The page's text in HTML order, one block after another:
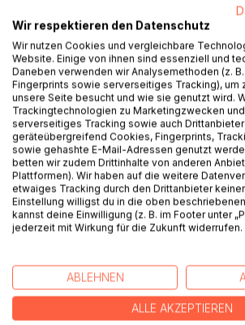
Dies ist der erste Band der
WORTE DER WEISHEIT, die die
Aufgestiegenen Meister aus den Jahren
durch ihre russische Gesandte Tatyana
enthält. In ihren Botschaften geben die
Empfehlungen für die gegenwärtige
und in der Welt - Empfehlungen, die für
Menschen so notwendig sind wie die
Weiteren wird in den Botschaften völlig
Wissen über Karma (das Gesetz von
Wirkung), den Weg der Einweihungen
Besonderheiten des neuen
gegeben, an dessen Schwelle die
geben ihre Botschaften, darunter Sanat
Kuthumi, Lanello (Mark Prophet),
Surya, Gott Alpha, Gott Shiva, Gott
Vairochana, Buddha Amitabha, Gautama
Wir respektieren den Datenschutz
Wir nutzen Cookies und vergleichbare
Website. Einige von ihnen sind essenziell und
Daneben verwenden wir Analysemethoden (z.
Fingerprints sowie serverseitiges Tracking), um
unsere Seite besucht und wie sie genutzt wird.
Trackingtechnologien zu Marketingzwecken
serverseitiges Tracking sowie auch
geräteübergreifend Cookies, Fingerprints,
sowie gehashte E-Mail-Adressen genutzt
betten wir zudem Drittinhalte von anderen
Plattformen). Wir haben auf die weitere
etwaiges Tracking durch den Drittanbieter
Einstellung willigst du in die oben
kannst deine Einwilligung (z. B. im Footer unter
jederzeit mit Wirkung für die Zukunft widerrufen.
ABLEHNEN
ALLE AKZEPTIEREN